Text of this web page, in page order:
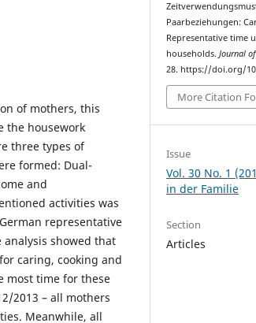
of mothers, this
the housework
three types of
formed: Dual-
and
activities was
representative
analysis showed that
caring, cooking and
most time for these
2013 – all mothers
Meanwhile, all
Paarbeziehungen:
Representative time
households.Journal
28. https://doi.org/
More Citation
Issue
Vol. 30 No. 1
in der Familie
Section
Articles